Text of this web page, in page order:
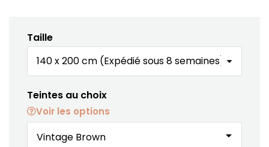
Taille
Teintes au choix
Voir les options
arrow_drop_down